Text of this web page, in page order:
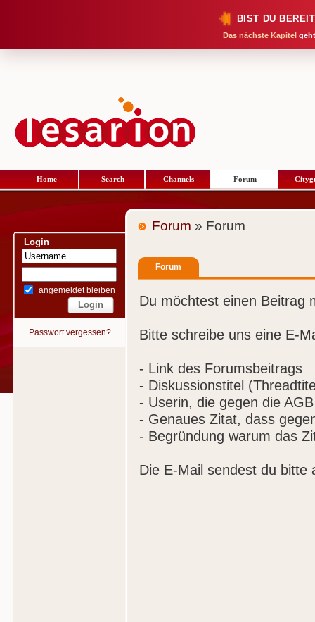
BIST DU
Das nächste Kapitel
Home Search Channels Forum
Login
angemeldet bleiben
Passwort vergessen?
Forum » Forum
Forum
Du möchtest einen Beitrag
Bitte schreibe uns eine E-
- Link des Forumsbeitrags
- Diskussionstitel
- Userin, die gegen die
- Genaues Zitat, dass
- Begründung warum das
Die E-Mail sendest du bitte